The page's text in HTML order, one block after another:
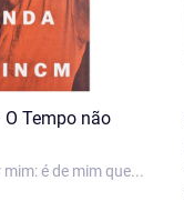
O Tempo não
é de mim que...